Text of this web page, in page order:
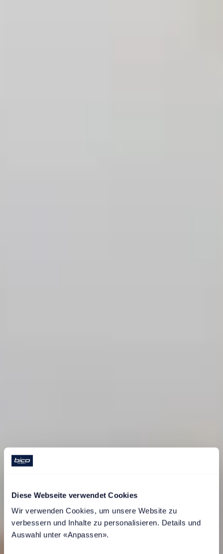
Diese Webseite verwendet Cookies
Wir verwenden Cookies, um unsere Website zu
verbessern und Inhalte zu personalisieren. Details und
Auswahl unter «Anpassen».
L’opinione dei nostri